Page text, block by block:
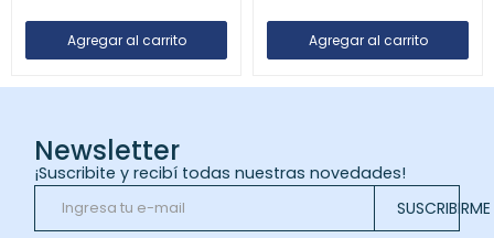
Newsletter
¡Suscribite y recibí todas nuestras novedades!
SUSCRIBIRME